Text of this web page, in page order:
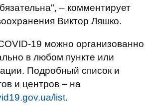
– комментирует
Виктор Ляшко.
19 можно организованно
в любом пункте или
Подробный список и
и центров – на
list.